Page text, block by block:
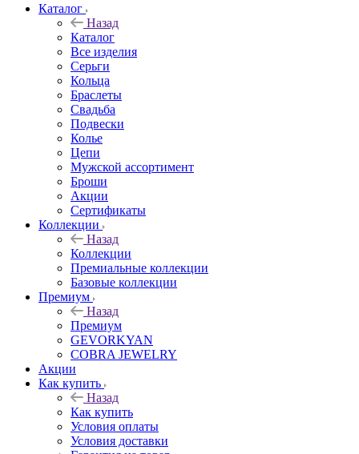
Каталог
Назад
Каталог
Все изделия
Серьги
Кольца
Браслеты
Свадьба
Подвески
Колье
Цепи
Мужской ассортимент
Броши
Акции
Сертификаты
Коллекции
Назад
Коллекции
Премиальные коллекции
Базовые коллекции
Премиум
Назад
Премиум
GEVORKYAN
COBRA JEWELRY
Акции
Как купить
Назад
Как купить
Условия оплаты
Условия доставки